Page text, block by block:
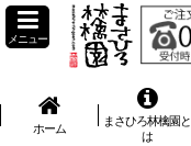
メニュー
ホーム
まさひろ林檎園と
は